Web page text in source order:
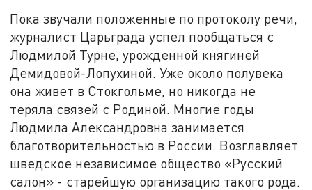
Пока звучали положенные по протоколу речи,
журналист Царьграда успел пообщаться с
Людмилой Турне, урожденной княгиней
Демидовой-Лопухиной. Уже около полувека
она живет в Стокгольме, но никогда не
теряла связей с Родиной. Многие годы
Людмила Александровна занимается
благотворительностью в России. Возглавляет
шведское независимое общество «Русский
салон» - старейшую организацию такого рода.